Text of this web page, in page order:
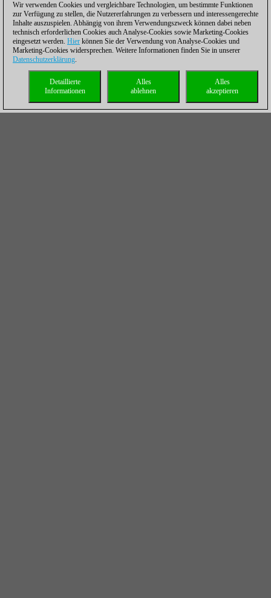
Wir verwenden Cookies und vergleichbare Technologien, um bestimmte Funktionen
zur Verfügung zu stellen, die Nutzererfahrungen zu verbessern und interessengerechte
Inhalte auszuspielen. Abhängig von ihrem Verwendungszweck können dabei neben
technisch erforderlichen Cookies auch Analyse-Cookies sowie Marketing-Cookies
eingesetzt werden. Hier können Sie der Verwendung von Analyse-Cookies und
Marketing-Cookies widersprechen. Weitere Informationen finden Sie in unserer
Datenschutzerklärung.
Alles
akzeptieren
Alles
ablehnen
Detaillierte
Informationen